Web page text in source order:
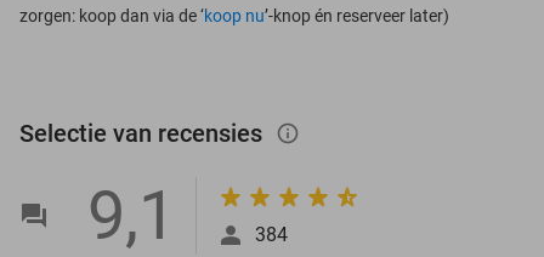
zorgen: koop dan via de ‘koop nu’-knop én reserveer later)
Selectie van recensies info_outlined
9,1 384